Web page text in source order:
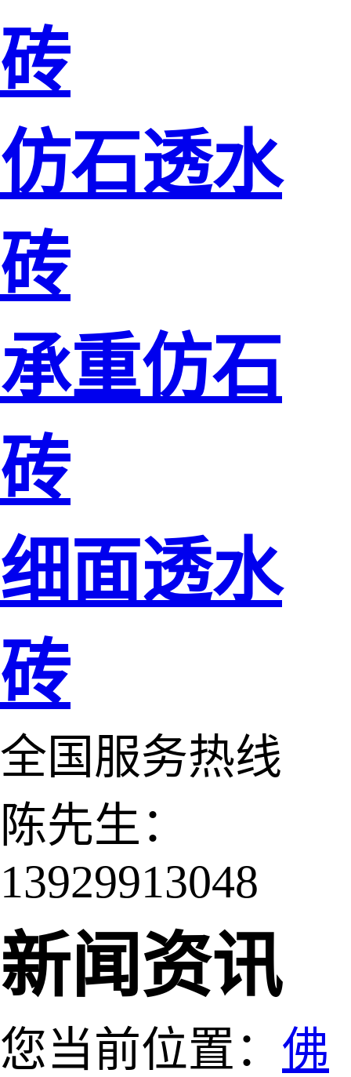
砖
仿石透水
砖
承重仿石
砖
细面透水
砖
全国服务热线
陈先生：
13929913048
新闻资讯
您当前位置： 佛